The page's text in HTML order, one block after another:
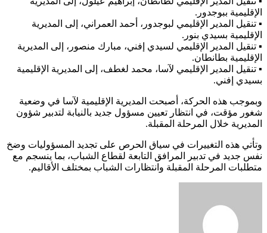
الإقليمية ببوجدور.
▪️ تنقيل المدير الإقليمي لبوجدور، أحمد العمراني، إلى المديرية
الإقليمية بسيدي بنور.
▪️ تنقيل المدير الإقليمي لسيدي إفني، مبارك منصور، إلى المديرية
الإقليمية بطانطان.
▪️ تنقيل المدير الإقليمي لآسا، محمد لغطف، إلى المديرية الإقليمية
بسيدي إفني.
وبموجب هذه الحركة، أصبحت المديرية الإقليمية لآسا في وضعية
شغور مؤقت، في انتظار تعيين مسؤول جديد بالنيابة لتدبير شؤون
المديرية خلال المرحلة المقبلة.
وتأتي هذه التغييرات في سياق الحرص على تجديد المسؤوليات وضخ
نفس جديد في تدبير المرافق التابعة لقطاع الشباب، بما ينسجم مع
متطلبات المرحلة المقبلة وانتظارات الشباب بمختلف الأقاليم.